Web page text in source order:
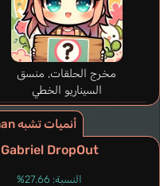
مخرج الحلقات, منسق
السيناريو الخطي
أنميات تشبه Himouto! Umaru-chan
Gabriel DropOut
النسبة: 27.66%